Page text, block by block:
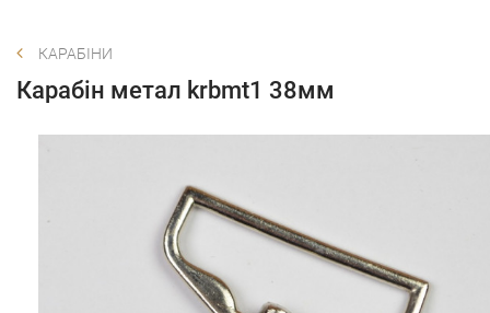
КАРАБІНИ
Карабін метал krbmt1 38мм